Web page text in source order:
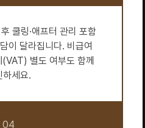
쿨링·애프터 관리 포함
이 달라집니다. 비급여
별도 여부도 함께
하세요.
04